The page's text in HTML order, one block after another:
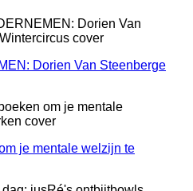
Dorien Van Steenberge
je mentale welzijn te